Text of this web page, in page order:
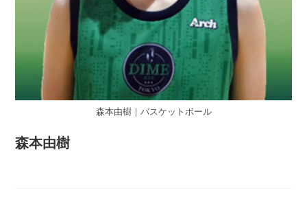
森本由樹｜バスケットボール
森本由樹